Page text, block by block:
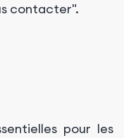
contacter".
pour les